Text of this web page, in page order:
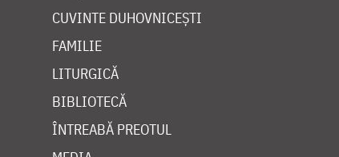
CUVINTE DUHOVNICEȘTI
FAMILIE
LITURGICĂ
BIBLIOTECĂ
ÎNTREABĂ PREOTUL